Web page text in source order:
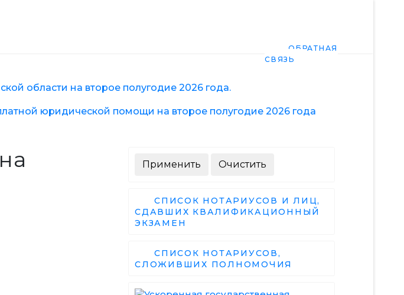
ОБРАТНАЯ
СВЯЗЬ
области на второе полугодие 2026 года.
юридической помощи на второе полугодие 2026 года
СПИСОК НОТАРИУСОВ И ЛИЦ,
СДАВШИХ КВАЛИФИКАЦИОННЫЙ
ЭКЗАМЕН
СПИСОК НОТАРИУСОВ,
СЛОЖИВШИХ ПОЛНОМОЧИЯ